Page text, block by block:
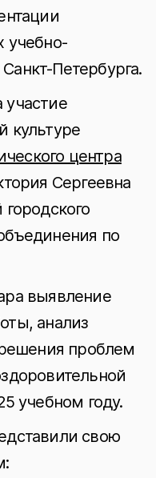
учебно-
Петербурга.
культуре
центра
Сергеевна
по
выявление
анализ
проблем
учебном году.
свою